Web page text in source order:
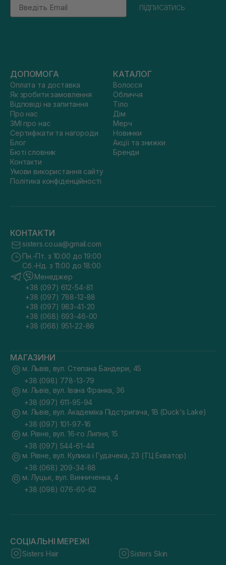
підписатись
ДОПОМОГА
Оплата та доставка
Як зробити замовлення
Відповіді на запитання
Про нас
ЗМІ про нас
Сертифікати та нагороди
Блог
Бюті словник
Контакти
Умови використання сайту
Політика конфіденційності
КАТАЛОГ
Волосся
Обличчя
Тіло
Дім
Мерч
Новинки
Акції та знижки
Бренди
КОНТАКТИ
sisters.co.ua@gmail.com
Пн.-Пт. з 10:00 до 19:00
Сб.-Нд. з 11:00 до 18:00
Менеджер
+38 (097) 612-54-81
+38 (097) 788-12-88
+38 (097) 983-41-20
+38 (068) 693-46-00
+38 (068) 951-22-86
МАГАЗИНИ
м. Львів, вул. Степана Бандери, 45
+38 (098) 778-13-79
м. Львів, вул. Івана Франка, 36
+38 (097) 611-95-94
м. Львів, вул. Академіка Підстригача, 1В (Duck's Lake)
+38 (097) 101-97-16
м. Рівне, вул. 16-го Липня, 15
+38 (097) 544-61-44
м. Рівне, вул. Кулика і Гудачека, 23 (ТЦ Екватор)
+38 (068) 209-34-88
м. Луцьк, вул. Винниченка, 4
+38 (098) 076-60-62
СОЦІАЛЬНІ МЕРЕЖІ
Sisters Hair Sisters Skin